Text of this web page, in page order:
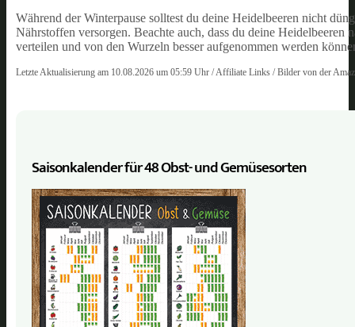
Während der Winterpause solltest du deine Heidelbeeren nicht
Nährstoffen versorgen. Beachte auch, dass du deine
verteilen und von den Wurzeln besser aufgenommen werden
Letzte Aktualisierung am 10.08.2026 um 05:59 Uhr / Affiliate Links / Bilder von der
Saisonkalender für 48 Obst- und Gemüse­sorten